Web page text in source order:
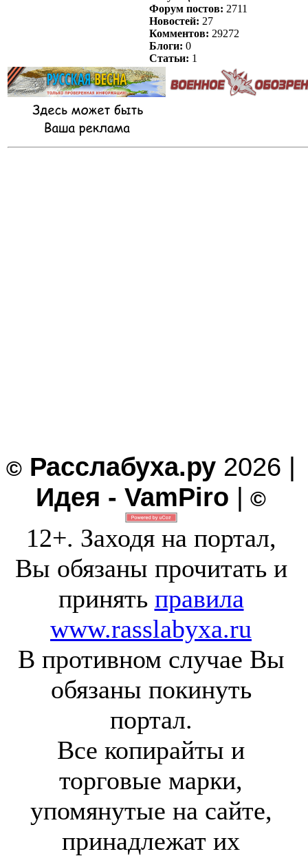
Форум постов: 2711
Новостей: 27
Комментов: 29272
Блоги: 0
Статьи: 1
© Расслабуха.ру 2026 |
Идея - VamPiro | ©
12+. Заходя на портал,
Вы обязаны прочитать и
принять правила
www.rasslabyxa.ru
В противном случае Вы
обязаны покинуть
портал.
Все копирайты и
торговые марки,
упомянутые на сайте,
принадлежат их